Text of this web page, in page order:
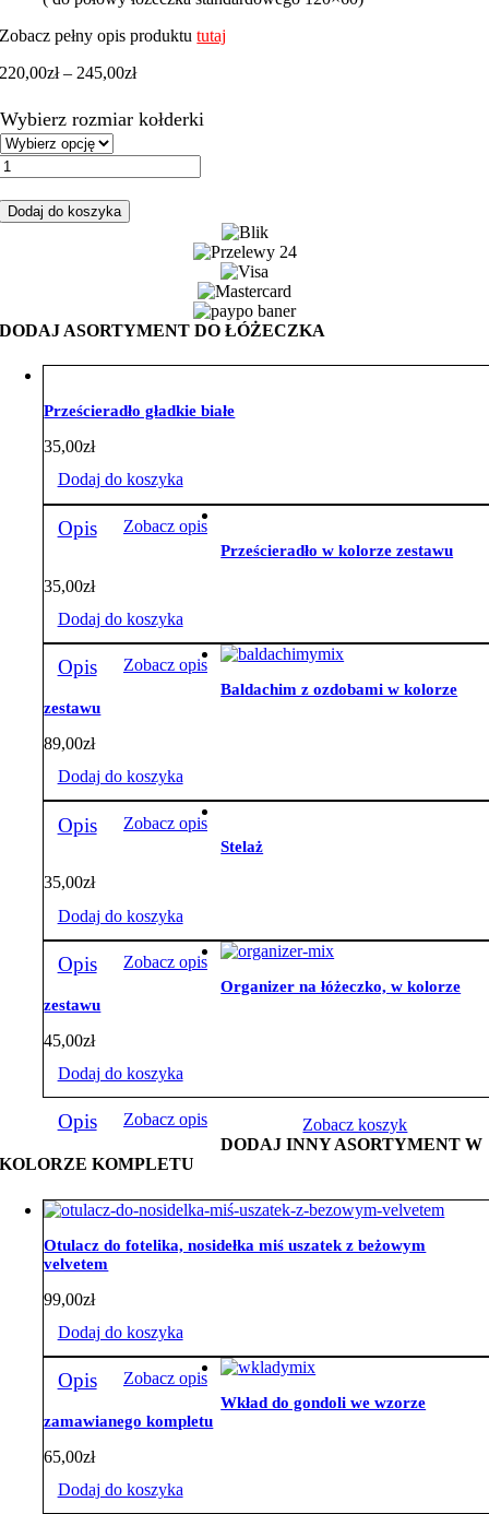
Zobacz pełny opis produktututaj
220,00zł – 245,00złZakres
od
220,00zł
Wybierz rozmiar kołderki
Dodaj do koszyka
DODAJ ASORTYMENT DO ŁÓŻECZKA
Prześcieradło gładkie białe
35,00zł
Dodaj do koszyka
Opis Zobacz opis
Prześcieradło w kolorze zestawu
35,00zł
Dodaj do koszyka
Opis Zobacz opis
Baldachim z ozdobami w kolorze
zestawu
89,00zł
Dodaj do koszyka
Opis Zobacz opis
Stelaż
35,00zł
Dodaj do koszyka
Opis Zobacz opis
Organizer na łóżeczko, w kolorze
zestawu
45,00zł
Dodaj do koszyka
Opis Zobacz opis
Zobacz koszyk
DODAJ INNY ASORTYMENT W
KOLORZE KOMPLETU
Otulacz do fotelika, nosidełka miś uszatek z beżowym
velvetem
99,00zł
Dodaj do koszyka
Opis Zobacz opis
Wkład do gondoli we wzorze
zamawianego kompletu
65,00zł
Dodaj do koszyka